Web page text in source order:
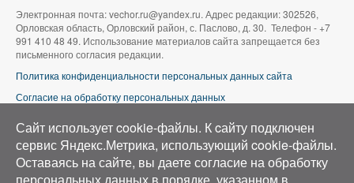
Электронная почта: vechor.ru@yandex.ru. Адрес редакции: 302526,
Орловская область, Орловский район, с. Паслово, д. 30. Телефон - +7
991 410 48 49. Использование материалов сайта запрещается без
письменного согласия редакции.
Политика конфиденциальности персональных данных сайта
Согласие на обработку персональных данных
Аэросъемка в Орле»
Сайт использует cookie-файлы. К cайту подключен
сервис Яндекс.Метрика, использующий cookie-файлы.
Оставаясь на сайте, вы даете согласие на обработку